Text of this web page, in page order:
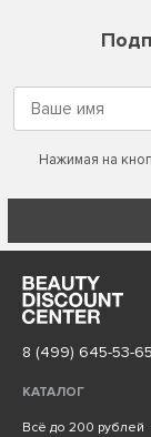
Нажимая на
8 (499) 645-53-65
КАТАЛОГ
Всё до 200 рублей